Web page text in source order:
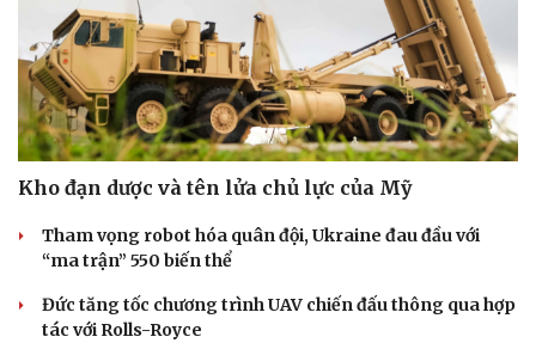
Sức khỏe
Kho đạn dược và tên lửa chủ lực của Mỹ
Tham vọng robot hóa quân đội, Ukraine đau đầu với
“ma trận” 550 biến thể
Đức tăng tốc chương trình UAV chiến đấu thông qua hợp
tác với Rolls-Royce